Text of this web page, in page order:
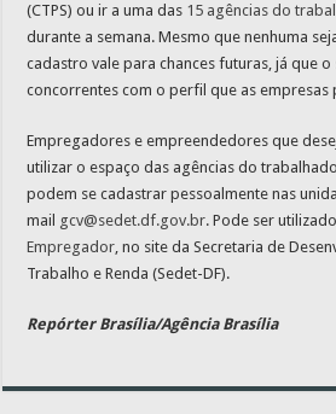
(CTPS) ou ir a uma das 15 agências do
durante a semana. Mesmo que nenhuma
cadastro vale para chances futuras, já que
concorrentes com o perfil que as empresas
Empregadores e empreendedores que
utilizar o espaço das agências do
podem se cadastrar pessoalmente nas
mail gcv@sedet.df.gov.br. Pode ser
Empregador, no site da Secretaria de
Trabalho e Renda (Sedet-DF).
Repórter Brasília/Agência Brasília